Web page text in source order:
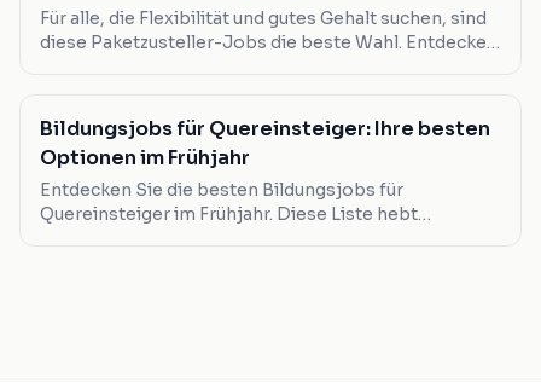
Für alle, die Flexibilität und gutes Gehalt suchen, sind
diese Paketzusteller-Jobs die beste Wahl. Entdecken
Bildungsjobs für Quereinsteiger: Ihre besten
Optionen im Frühjahr
Entdecken Sie die besten Bildungsjobs für
Quereinsteiger im Frühjahr. Diese Liste hebt